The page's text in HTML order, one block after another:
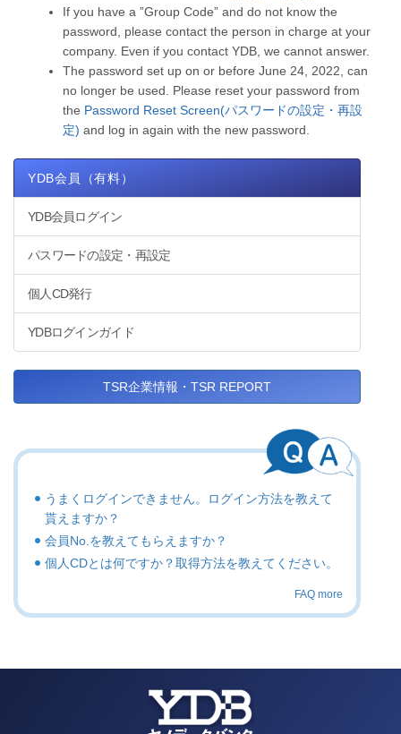
If you have a ”Group Code” and do not know the
password, please contact the person in charge at your
company. Even if you contact YDB, we cannot answer.
The password set up on or before June 24, 2022, can
no longer be used. Please reset your password from
the Password Reset Screen(パスワードの設定・再設
定) and log in again with the new password.
YDB会員（有料）
YDB会員ログイン
パスワードの設定・再設定
個人CD発行
YDBログインガイド
TSR企業情報・TSR REPORT
うまくログインできません。ログイン方法を教えて
貰えますか？
会員No.を教えてもらえますか？
個人CDとは何ですか？取得方法を教えてください。
FAQ more